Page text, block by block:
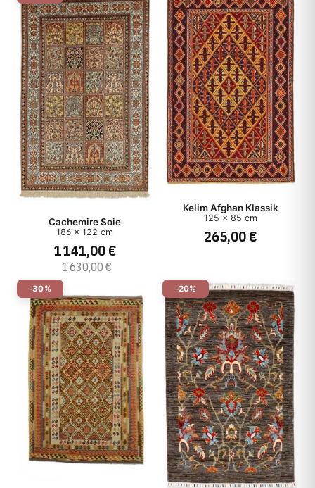
Cachemire Soie
186 x 122 cm
1 141,00 €
1 630,00 €
Kelim Afghan Klassik
125 x 85 cm
265,00 €
-30% -20%